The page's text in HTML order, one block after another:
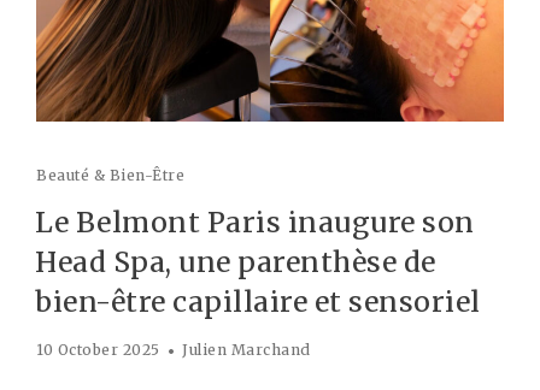
Beauté & Bien-Être
Le Belmont Paris inaugure son
Head Spa, une parenthèse de
bien-être capillaire et sensoriel
10 October 2025 Julien Marchand